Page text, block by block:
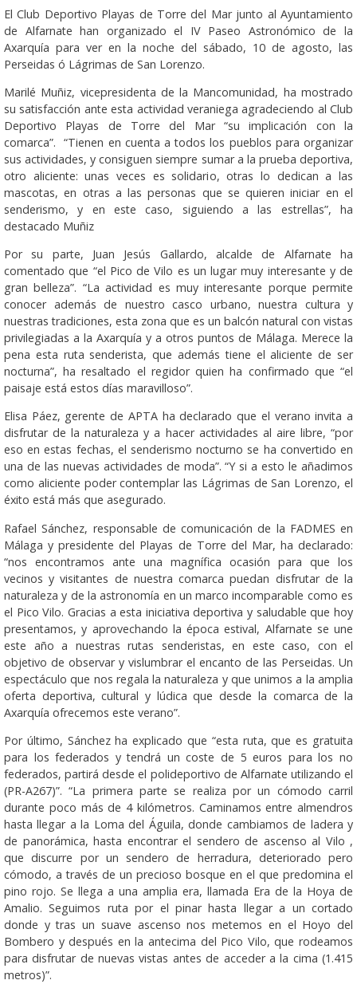
El Club Deportivo Playas de Torre del Mar junto al Ayuntamiento
de Alfarnate han organizado el IV Paseo Astronómico de la
Axarquía para ver en la noche del sábado, 10 de agosto, las
Perseidas ó Lágrimas de San Lorenzo.
Marilé Muñiz, vicepresidenta de la Mancomunidad, ha mostrado
su satisfacción ante esta actividad veraniega agradeciendo al Club
Deportivo Playas de Torre del Mar “su implicación con la
comarca”. “Tienen en cuenta a todos los pueblos para organizar
sus actividades, y consiguen siempre sumar a la prueba deportiva,
otro aliciente: unas veces es solidario, otras lo dedican a las
mascotas, en otras a las personas que se quieren iniciar en el
senderismo, y en este caso, siguiendo a las estrellas”, ha
destacado Muñiz
Por su parte, Juan Jesús Gallardo, alcalde de Alfarnate ha
comentado que “el Pico de Vilo es un lugar muy interesante y de
gran belleza”. “La actividad es muy interesante porque permite
conocer además de nuestro casco urbano, nuestra cultura y
nuestras tradiciones, esta zona que es un balcón natural con vistas
privilegiadas a la Axarquía y a otros puntos de Málaga. Merece la
pena esta ruta senderista, que además tiene el aliciente de ser
nocturna”, ha resaltado el regidor quien ha confirmado que “el
paisaje está estos días maravilloso”.
Elisa Páez, gerente de APTA ha declarado que el verano invita a
disfrutar de la naturaleza y a hacer actividades al aire libre, “por
eso en estas fechas, el senderismo nocturno se ha convertido en
una de las nuevas actividades de moda”. “Y si a esto le añadimos
como aliciente poder contemplar las Lágrimas de San Lorenzo, el
éxito está más que asegurado.
Rafael Sánchez, responsable de comunicación de la FADMES en
Málaga y presidente del Playas de Torre del Mar, ha declarado:
“nos encontramos ante una magnífica ocasión para que los
vecinos y visitantes de nuestra comarca puedan disfrutar de la
naturaleza y de la astronomía en un marco incomparable como es
el Pico Vilo. Gracias a esta iniciativa deportiva y saludable que hoy
presentamos, y aprovechando la época estival, Alfarnate se une
este año a nuestras rutas senderistas, en este caso, con el
objetivo de observar y vislumbrar el encanto de las Perseidas. Un
espectáculo que nos regala la naturaleza y que unimos a la amplia
oferta deportiva, cultural y lúdica que desde la comarca de la
Axarquía ofrecemos este verano”.
Por último, Sánchez ha explicado que “esta ruta, que es gratuita
para los federados y tendrá un coste de 5 euros para los no
federados, partirá desde el polideportivo de Alfarnate utilizando el
(PR-A267)”. “La primera parte se realiza por un cómodo carril
durante poco más de 4 kilómetros. Caminamos entre almendros
hasta llegar a la Loma del Águila, donde cambiamos de ladera y
de panorámica, hasta encontrar el sendero de ascenso al Vilo ,
que discurre por un sendero de herradura, deteriorado pero
cómodo, a través de un precioso bosque en el que predomina el
pino rojo. Se llega a una amplia era, llamada Era de la Hoya de
Amalio. Seguimos ruta por el pinar hasta llegar a un cortado
donde y tras un suave ascenso nos metemos en el Hoyo del
Bombero y después en la antecima del Pico Vilo, que rodeamos
para disfrutar de nuevas vistas antes de acceder a la cima (1.415
metros)”.